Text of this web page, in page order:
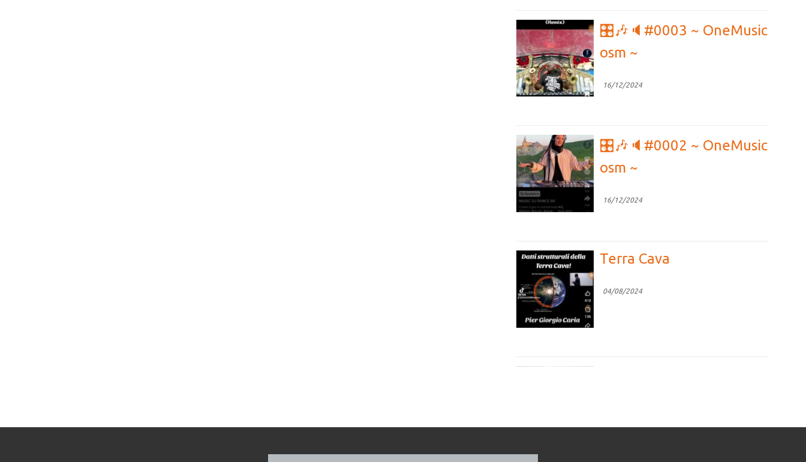
🎛🎶🔈#0003 ~ OneMusic
osm ~
16/12/2024
🎛🎶🔈#0002 ~ OneMusic
osm ~
16/12/2024
Terra Cava
04/08/2024